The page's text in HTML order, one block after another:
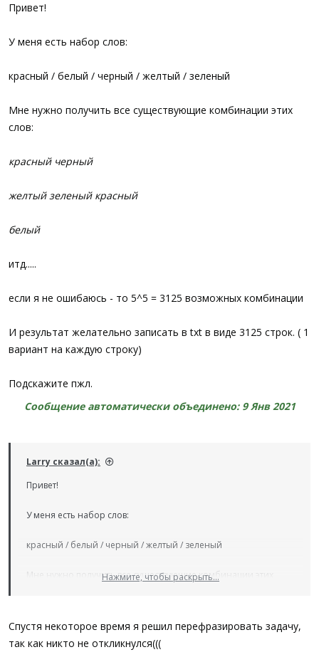
Привет!
У меня есть набор слов:
красный / белый / черный / желтый / зеленый
Мне нужно получить все сущеcтвующие комбинации этих
слов:
красный черный
желтый зеленый красный
белый
итд.....
если я не ошибаюсь - то 5^5 = 3125 возможных комбинации
И результат желательно записать в txt в виде 3125 строк. ( 1
вариант на каждую строку)
Подскажите пжл.
Сообщение автоматически объединено: 9 Янв 2021
Larry сказал(а):
Привет!
У меня есть набор слов:
красный / белый / черный / желтый / зеленый
Мне нужно получить все сущеcтвующие комбинации этих
желтый зеленый красный
Нажмите, чтобы раскрыть...
Спустя некоторое время я решил перефразировать задачу,
так как никто не откликнулся(((